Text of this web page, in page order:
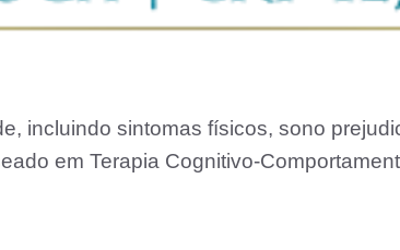
incluindo sintomas físicos, sono
em Terapia Cognitivo-